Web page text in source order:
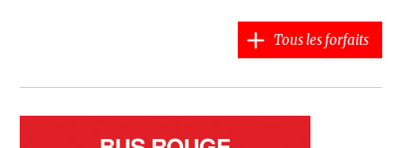
Tous les forfaits